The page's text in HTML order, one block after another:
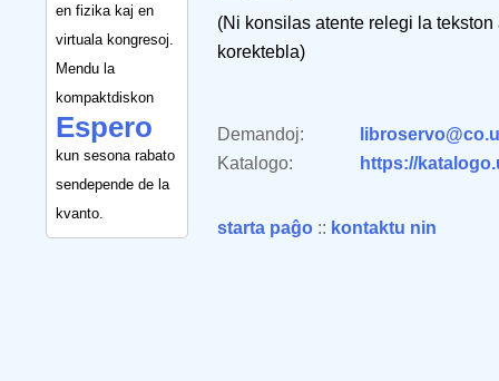
en fizika kaj en
virtuala kongresoj.
Mendu la
kompaktdiskon
Espero
kun sesona rabato
sendepende de la
kvanto.
(Ni konsilas atente relegi la
korektebla)
Demandoj:
Katalogo:
https://
starta paĝo :: kontaktu nin